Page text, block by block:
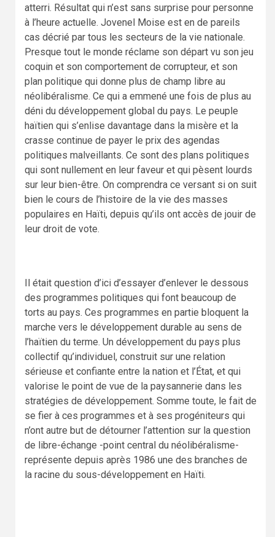
atterri. Résultat qui n’est sans surprise pour personne
à l’heure actuelle. Jovenel Moise est en de pareils
cas décrié par tous les secteurs de la vie nationale.
Presque tout le monde réclame son départ vu son jeu
coquin et son comportement de corrupteur, et son
plan politique qui donne plus de champ libre au
néolibéralisme. Ce qui a emmené une fois de plus au
déni du développement global du pays. Le peuple
haïtien qui s’enlise davantage dans la misère et la
crasse continue de payer le prix des agendas
politiques malveillants. Ce sont des plans politiques
qui sont nullement en leur faveur et qui pèsent lourds
sur leur bien-être. On comprendra ce versant si on suit
bien le cours de l’histoire de la vie des masses
populaires en Haïti, depuis qu’ils ont accès de jouir de
leur droit de vote.
Il était question d’ici d’essayer d’enlever le dessous
des programmes politiques qui font beaucoup de
torts au pays. Ces programmes en partie bloquent la
marche vers le développement durable au sens de
l’haïtien du terme. Un développement du pays plus
collectif qu’individuel, construit sur une relation
sérieuse et confiante entre la nation et l’État, et qui
valorise le point de vue de la paysannerie dans les
stratégies de développement. Somme toute, le fait de
se fier à ces programmes et à ses progéniteurs qui
n’ont autre but de détourner l’attention sur la question
de libre-échange -point central du néolibéralisme-
représente depuis après 1986 une des branches de
la racine du sous-développement en Haïti.